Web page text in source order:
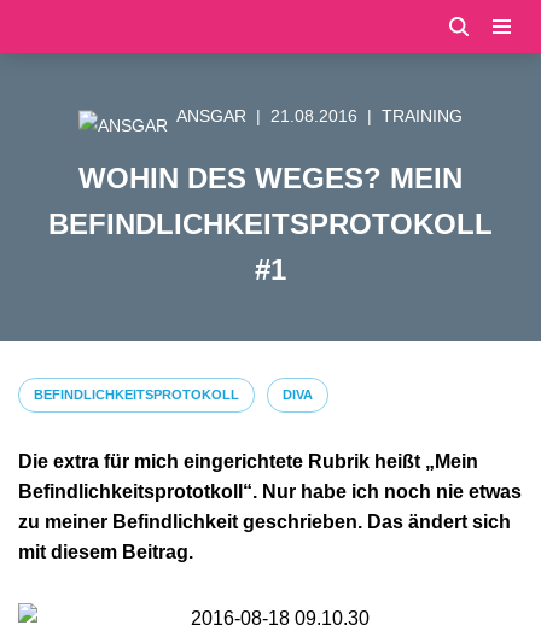
springen
ANSGAR 21.08.2016 TRAINING
WOHIN DES WEGES? MEIN
BEFINDLICHKEITSPROTOKOLL
#1
BEFINDLICHKEITSPROTOKOLL DIVA
Die extra für mich eingerichtete Rubrik heißt „Mein
Befindlichkeitsprototkoll“. Nur habe ich noch nie etwas
zu meiner Befindlichkeit geschrieben. Das ändert sich
mit diesem Beitrag.